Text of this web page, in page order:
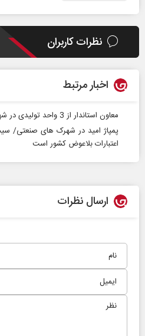
نظرات کاربران
اخبار مرتبط
معاون استاندار از 3 واحد تولیدی در شهرک صنعتی شهدای نور بازدید کرد
پمپاژ امید در شهرک های صنعتی/
اعتبارات بلاعوض کشور است
ارسال نظرات